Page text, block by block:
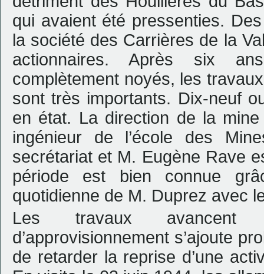
qui avaient été pressenties.
la société des Carrières de la
actionnaires. Après six
complètement noyés, les
sont très importants. Dix-neuf
en état. La direction de la
ingénieur de l’école des
secrétariat et M. Eugène Rave
période est bien connue
quotidienne de M. Duprez avec
Les travaux avancent
d’approvisionnement s’ajoute
de retarder la reprise d’une